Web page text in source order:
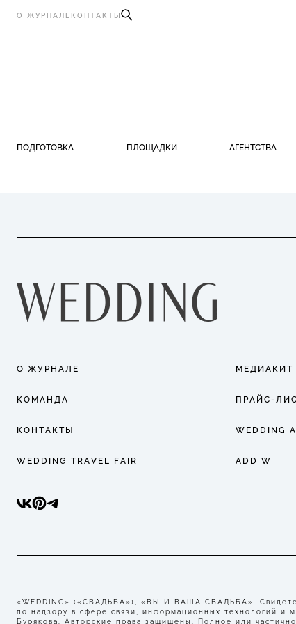
О ЖУРНАЛЕ КОНТАКТЫ
ПОДГОТОВКА ПЛОЩАДКИ АГЕНТСТВА
О ЖУРНАЛЕ МЕДИАКИТ
КОМАНДА ПРАЙС-
КОНТАКТЫ WEDDING
WEDDING TRAVEL FAIR ADD W
«WEDDING» («СВАДЬБА»), «ВЫ И ВАША СВАДЬБА».
по надзору в сфере связи, информационных технологий
Бурякова. Авторские права защищены. Полное или